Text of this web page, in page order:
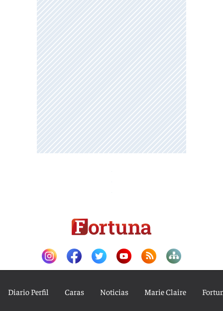
Diario Perfil Caras Noticias Marie Claire